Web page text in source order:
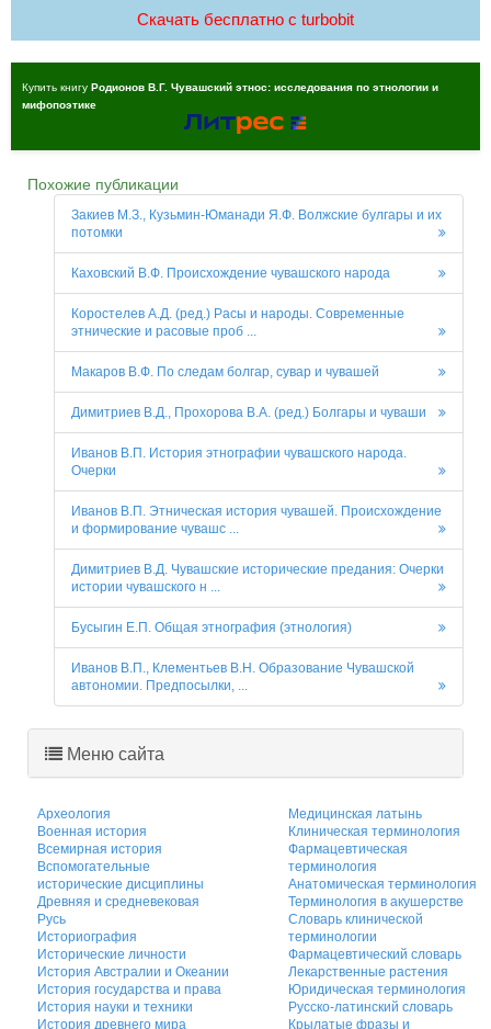
Скачать бесплатно c turbobit
Купить книгу Родионов В.Г. Чувашский этнос: исследования по этнологии и
мифопоэтике
Похожие публикации
Закиев М.З., Кузьмин-Юманади Я.Ф. Волжские булгары и их
потомки
Каховский В.Ф. Происхождение чувашского народа
Коростелев А.Д. (ред.) Расы и народы. Современные
этнические и расовые проб ...
Макаров В.Ф. По следам болгар, сувар и чувашей
Димитриев В.Д., Прохорова В.А. (ред.) Болгары и чуваши
Иванов В.П. История этнографии чувашского народа.
Очерки
Иванов В.П. Этническая история чувашей. Происхождение
и формирование чувашс ...
Димитриев В.Д. Чувашские исторические предания: Очерки
истории чувашского н ...
Бусыгин Е.П. Общая этнография (этнология)
Иванов В.П., Клементьев В.Н. Образование Чувашской
автономии. Предпосылки, ...
Меню сайта
Археология
Военная история
Всемирная история
Вспомогательные
исторические дисциплины
Древняя и средневековая
Русь
Историография
Исторические личности
История Австралии и Океании
История государства и права
История науки и техники
История древнего мира
Медицинская латынь
Клиническая терминология
Фармацевтическая
терминология
Анатомическая терминология
Терминология в акушерстве
Словарь клинической
терминологии
Фармацевтический словарь
Лекарственные растения
Юридическая терминология
Русско-латинский словарь
Крылатые фразы и